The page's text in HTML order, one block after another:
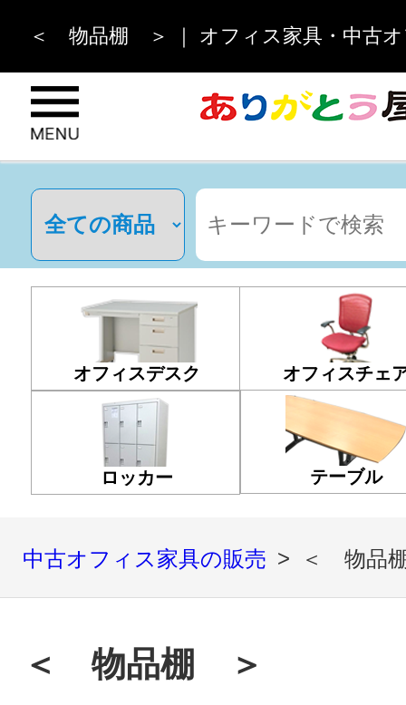
＜ 物品棚 ＞ ｜ オフィス家具・中古オ
オフィスデスク オフィスチェ
ロッカー テーブル
中古オフィス家具の販売 ＜ 物品
＜ 物品棚 ＞